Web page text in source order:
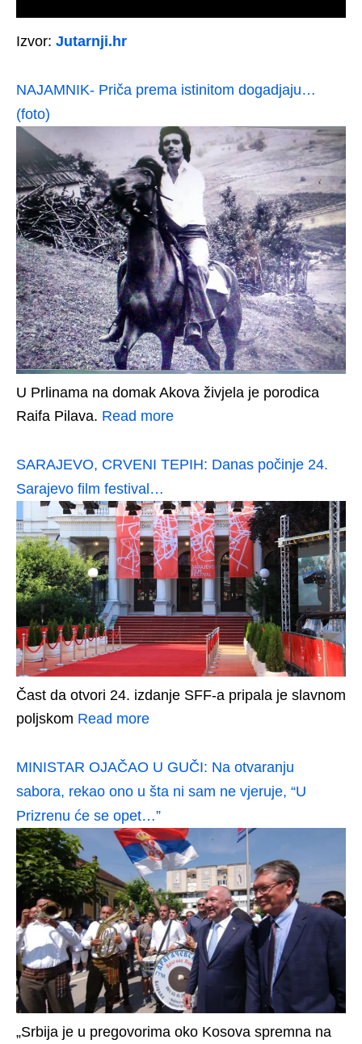
Izvor: Jutarnji.hr
NAJAMNIK- Priča prema istinitom dogadjaju…
(foto)
U Prlinama na domak Akova živjela je porodica
Raifa Pilava. Read more
SARAJEVO, CRVENI TEPIH: Danas počinje 24.
Sarajevo film festival…
Čast da otvori 24. izdanje SFF-a pripala je slavnom
poljskom Read more
MINISTAR OJAČAO U GUČI: Na otvaranju
sabora, rekao ono u šta ni sam ne vjeruje, “U
Prizrenu će se opet…”
„Srbija je u pregovorima oko Kosova spremna na